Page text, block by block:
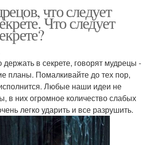
что следует
Что следует
держать в секрете, говорят мудрецы -
планы. Помалкивайте до тех пор,
Любые наши идеи не
в них огромное количество слабых
легко ударить и все разрушить.